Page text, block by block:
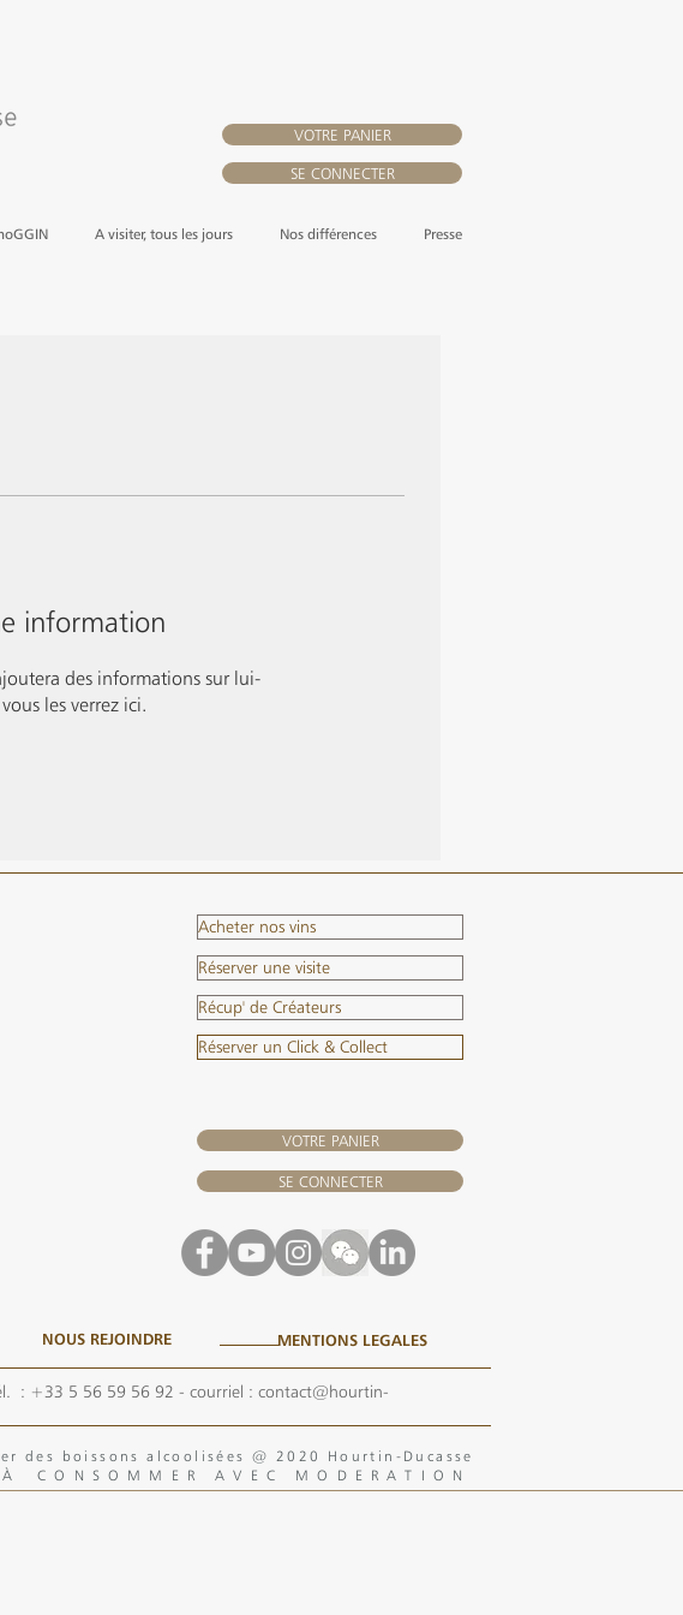
VOTRE PANIER
SE CONNECTER
A visiter, tous les jours Nos différences Presse
information
des informations sur lui-
les verrez ici.
Acheter nos vins
Réserver une visite
Récup' de Créateurs
Réserver un Click & Collect
VOTRE PANIER
SE CONNECTER
NOUS REJOINDRE MENTIONS LEGALES
: +33 5 56 59 56 92 - courriel : contact@hourtin-
des boissons alcoolisées @ 2020 Hourtin-Ducasse
CONSOMMER AVEC MODERATION